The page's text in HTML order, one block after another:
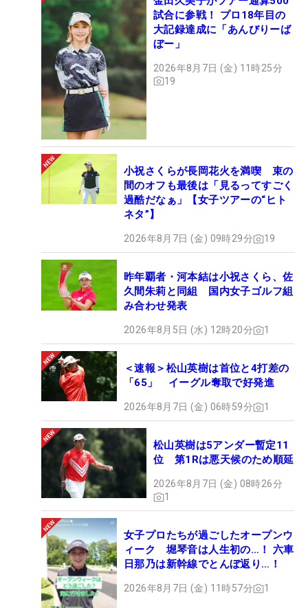
上体に力みがなく、体の回転で打っているので、インパクトで手元が浮
かずにアドレスと同じ高さに戻ってくる （撮影：佐々木啓）
ダウンスイングを見ていくと、注文通りにグリップ
エンドがボールを指して下りてくる。「手を使って
から入ってこない。上体の力が抜けているからクラ
ブはついてきているだけ」。しっかり体の回転で打
つことで、クラブを下ろしていくスペースが生ま
れ、インパクトで手元が低い位置に下りてくる。
「上手い人って手元がみんな低いんですよ。明愛さ
んもアドレスとインパクトの手元の高さがほとんど
変わりませんよね。しっかり足を使って回転してい
るので手元が浮かないのです」。
ショットメーカーの要素を兼ね備えた明愛のスイン
グに、飯島は今年も活躍すると言い切る。「昨年の
富士通では古江さんが、最後にとんでもないバーデ
ィを獲ったから、初優勝に届かなかった。そういう
流れもありますよね。1個勝ったらずっと活躍して
いきそうです」。今月23日から始まる米国女子ツア
ー「ホンダLPGAタイランド」に出場する明愛と千
怜の岩井姉妹のプレーに注目したい。
■飯島茜
いいじま・あかね 1983年7月11日生まれ。千葉県
試合に参戦！ プロ18年目の
大記録達成に「あんびりーば
ぼー」
2026年8月7日 (金) 11時25分
19
小祝さくらが長岡花火を満喫 束の
間のオフも最後は「見るってすごく
過酷だなぁ」【女子ツアーの“ヒト
ネタ”】
2026年8月7日 (金) 09時29分 19
昨年覇者・河本結は小祝さくら、佐
久間朱莉と同組 国内女子ゴルフ組
み合わせ発表
2026年8月5日 (水) 12時20分 1
＜速報＞松山英樹は首位と4打差の
「65」 イーグル奪取で好発進
2026年8月7日 (金) 06時59分 1
松山英樹は5アンダー暫定11
位 第1Rは悪天候のため順延
2026年8月7日 (金) 08時26分
1
女子プロたちが過ごしたオープンウ
ィーク 堀琴音は人生初の…！ 六車
日那乃は新幹線でとんぼ返り…！
2026年8月7日 (金) 11時57分 1